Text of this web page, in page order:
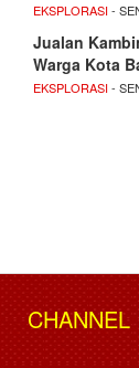
EKSPLORASI-
Jualan
Warga Kota
EKSPLORASI-
CHANNEL